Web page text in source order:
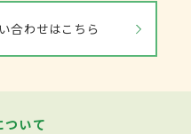
合わせはこちら
ついて